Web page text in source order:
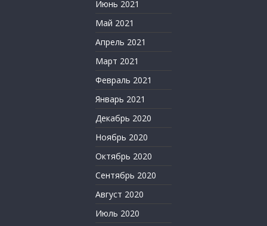
Июнь 2021
Май 2021
Апрель 2021
Март 2021
Февраль 2021
Январь 2021
Декабрь 2020
Ноябрь 2020
Октябрь 2020
Сентябрь 2020
Август 2020
Июль 2020